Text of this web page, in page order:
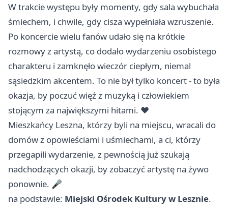
W trakcie występu były momenty, gdy sala wybuchała
śmiechem, i chwile, gdy cisza wypełniała wzruszenie.
Po koncercie wielu fanów udało się na krótkie
rozmowy z artystą, co dodało wydarzeniu osobistego
charakteru i zamknęło wieczór ciepłym, niemal
sąsiedzkim akcentem. To nie był tylko koncert - to była
okazja, by poczuć więź z muzyką i człowiekiem
stojącym za największymi hitami. ❤️
Mieszkańcy Leszna, którzy byli na miejscu, wracali do
domów z opowieściami i uśmiechami, a ci, którzy
przegapili wydarzenie, z pewnością już szukają
nadchodzących okazji, by zobaczyć artystę na żywo
ponownie. 🎤
na podstawie: Miejski Ośrodek Kultury w Lesznie.